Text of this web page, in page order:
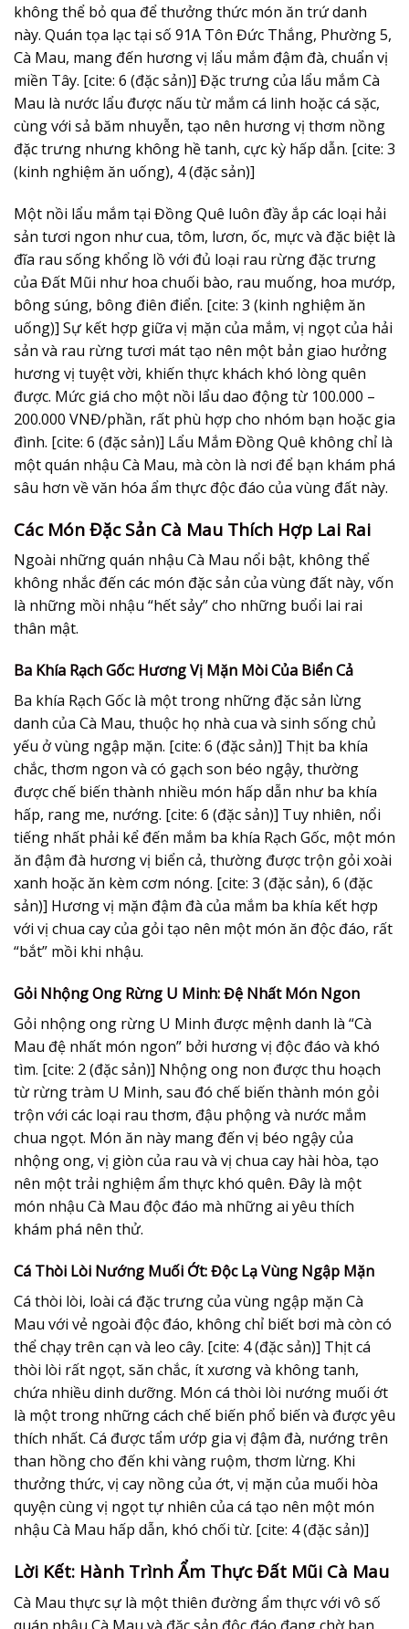
không thể bỏ qua để thưởng thức món ăn trứ danh
này. Quán tọa lạc tại số 91A Tôn Đức Thắng, Phường 5,
Cà Mau, mang đến hương vị lẩu mắm đậm đà, chuẩn vị
miền Tây. [cite: 6 (đặc sản)] Đặc trưng của lẩu mắm Cà
Mau là nước lẩu được nấu từ mắm cá linh hoặc cá sặc,
cùng với sả băm nhuyễn, tạo nên hương vị thơm nồng
đặc trưng nhưng không hề tanh, cực kỳ hấp dẫn. [cite: 3
(kinh nghiệm ăn uống), 4 (đặc sản)]
Một nồi lẩu mắm tại Đồng Quê luôn đầy ắp các loại hải
sản tươi ngon như cua, tôm, lươn, ốc, mực và đặc biệt là
đĩa rau sống khổng lồ với đủ loại rau rừng đặc trưng
của Đất Mũi như hoa chuối bào, rau muống, hoa mướp,
bông súng, bông điên điển. [cite: 3 (kinh nghiệm ăn
uống)] Sự kết hợp giữa vị mặn của mắm, vị ngọt của hải
sản và rau rừng tươi mát tạo nên một bản giao hưởng
hương vị tuyệt vời, khiến thực khách khó lòng quên
được. Mức giá cho một nồi lẩu dao động từ 100.000 –
200.000 VNĐ/phần, rất phù hợp cho nhóm bạn hoặc gia
đình. [cite: 6 (đặc sản)] Lẩu Mắm Đồng Quê không chỉ là
một quán nhậu Cà Mau, mà còn là nơi để bạn khám phá
sâu hơn về văn hóa ẩm thực độc đáo của vùng đất này.
Các Món Đặc Sản Cà Mau Thích Hợp Lai Rai
Ngoài những quán nhậu Cà Mau nổi bật, không thể
không nhắc đến các món đặc sản của vùng đất này, vốn
là những mồi nhậu “hết sảy” cho những buổi lai rai
thân mật.
Ba Khía Rạch Gốc: Hương Vị Mặn Mòi Của Biển Cả
Ba khía Rạch Gốc là một trong những đặc sản lừng
danh của Cà Mau, thuộc họ nhà cua và sinh sống chủ
yếu ở vùng ngập mặn. [cite: 6 (đặc sản)] Thịt ba khía
chắc, thơm ngon và có gạch son béo ngậy, thường
được chế biến thành nhiều món hấp dẫn như ba khía
hấp, rang me, nướng. [cite: 6 (đặc sản)] Tuy nhiên, nổi
tiếng nhất phải kể đến mắm ba khía Rạch Gốc, một món
ăn đậm đà hương vị biển cả, thường được trộn gỏi xoài
xanh hoặc ăn kèm cơm nóng. [cite: 3 (đặc sản), 6 (đặc
sản)] Hương vị mặn đậm đà của mắm ba khía kết hợp
với vị chua cay của gỏi tạo nên một món ăn độc đáo, rất
“bắt” mồi khi nhậu.
Gỏi Nhộng Ong Rừng U Minh: Đệ Nhất Món Ngon
Gỏi nhộng ong rừng U Minh được mệnh danh là “Cà
Mau đệ nhất món ngon” bởi hương vị độc đáo và khó
tìm. [cite: 2 (đặc sản)] Nhộng ong non được thu hoạch
từ rừng tràm U Minh, sau đó chế biến thành món gỏi
trộn với các loại rau thơm, đậu phộng và nước mắm
chua ngọt. Món ăn này mang đến vị béo ngậy của
nhộng ong, vị giòn của rau và vị chua cay hài hòa, tạo
nên một trải nghiệm ẩm thực khó quên. Đây là một
món nhậu Cà Mau độc đáo mà những ai yêu thích
khám phá nên thử.
Cá Thòi Lòi Nướng Muối Ớt: Độc Lạ Vùng Ngập Mặn
Cá thòi lòi, loài cá đặc trưng của vùng ngập mặn Cà
Mau với vẻ ngoài độc đáo, không chỉ biết bơi mà còn có
thể chạy trên cạn và leo cây. [cite: 4 (đặc sản)] Thịt cá
thòi lòi rất ngọt, săn chắc, ít xương và không tanh,
chứa nhiều dinh dưỡng. Món cá thòi lòi nướng muối ớt
là một trong những cách chế biến phổ biến và được yêu
thích nhất. Cá được tẩm ướp gia vị đậm đà, nướng trên
than hồng cho đến khi vàng ruộm, thơm lừng. Khi
thưởng thức, vị cay nồng của ớt, vị mặn của muối hòa
quyện cùng vị ngọt tự nhiên của cá tạo nên một món
nhậu Cà Mau hấp dẫn, khó chối từ. [cite: 4 (đặc sản)]
Lời Kết: Hành Trình Ẩm Thực Đất Mũi Cà Mau
Cà Mau thực sự là một thiên đường ẩm thực với vô số